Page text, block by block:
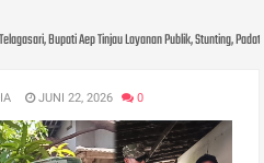
Bupati Aep Tinjau Layanan Publik, Stunting,
JUNI 22, 2026 0